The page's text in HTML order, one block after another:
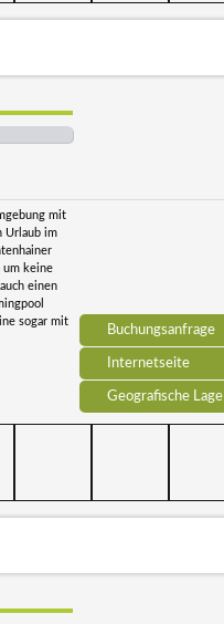
Buchungsanfrage
Internetseite
Geografische Lage
mit
Urlaub im
um keine
einen
sogar mit